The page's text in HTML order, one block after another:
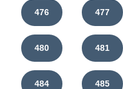
476 477
480 481
484 485